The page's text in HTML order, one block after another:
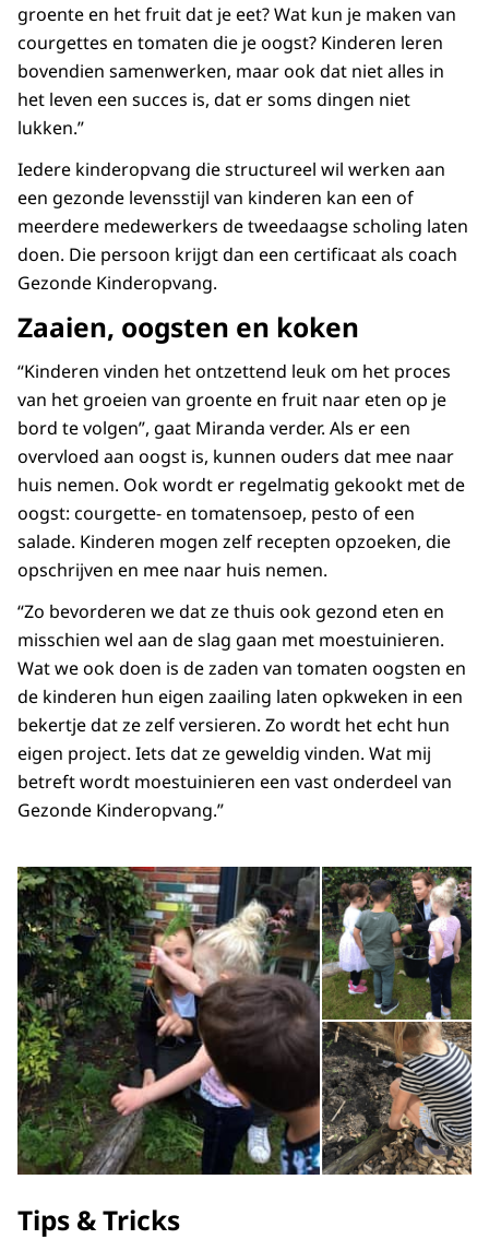
groente en het fruit dat je eet? Wat kun je maken van
courgettes en tomaten die je oogst? Kinderen leren
bovendien samenwerken, maar ook dat niet alles in
het leven een succes is, dat er soms dingen niet
lukken.”
Iedere kinderopvang die structureel wil werken aan
een gezonde levensstijl van kinderen kan een of
meerdere medewerkers de tweedaagse scholing laten
doen. Die persoon krijgt dan een certificaat als coach
Gezonde Kinderopvang.
Zaaien, oogsten en koken
“Kinderen vinden het ontzettend leuk om het proces
van het groeien van groente en fruit naar eten op je
bord te volgen”, gaat Miranda verder. Als er een
overvloed aan oogst is, kunnen ouders dat mee naar
huis nemen. Ook wordt er regelmatig gekookt met de
oogst: courgette- en tomatensoep, pesto of een
salade. Kinderen mogen zelf recepten opzoeken, die
opschrijven en mee naar huis nemen.
“Zo bevorderen we dat ze thuis ook gezond eten en
misschien wel aan de slag gaan met moestuinieren.
Wat we ook doen is de zaden van tomaten oogsten en
de kinderen hun eigen zaailing laten opkweken in een
bekertje dat ze zelf versieren. Zo wordt het echt hun
eigen project. Iets dat ze geweldig vinden. Wat mij
betreft wordt moestuinieren een vast onderdeel van
Gezonde Kinderopvang.”
Open de galerij in vergrote
Tips & Tricks